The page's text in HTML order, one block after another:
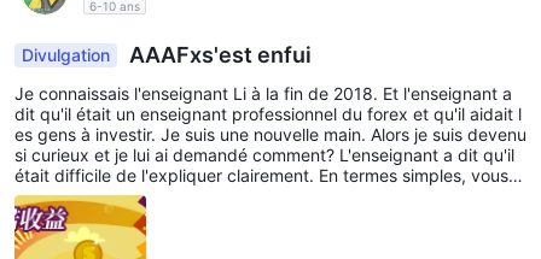
6-10 ans
Divulgation AAAFxs'est enfui
Je connaissais l'enseignant Li à la fin de 2018. Et l'enseignant a
dit qu'il était un enseignant professionnel du forex et qu'il aidait l
es gens à investir. Je suis une nouvelle main. Alors je suis devenu
si curieux et je lui ai demandé comment? L'enseignant a dit qu'il
était difficile de l'expliquer clairement. En termes simples, vous n
ous donnez votre argent et nous vous aidons à profiter sans risq
ue. Et l'enseignant devrait donner 30% des bénéfices. Cet ensei
gnant a continué à publier les captures d'écran rentables et à m